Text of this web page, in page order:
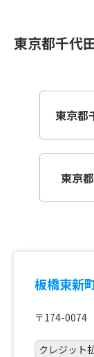
東京都千代
東京都
東京
板橋東新
〒174-0074
クレジット